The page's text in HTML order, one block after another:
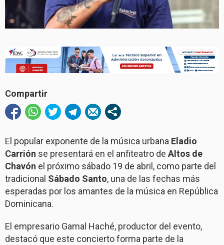
Compartir
El popular exponente de la música urbana Eladio
Carrión se presentará en el anfiteatro de Altos de
Chavón el próximo sábado 19 de abril, como parte del
tradicional Sábado Santo, una de las fechas más
esperadas por los amantes de la música en República
Dominicana.
El empresario Gamal Haché, productor del evento,
destacó que este concierto forma parte de la